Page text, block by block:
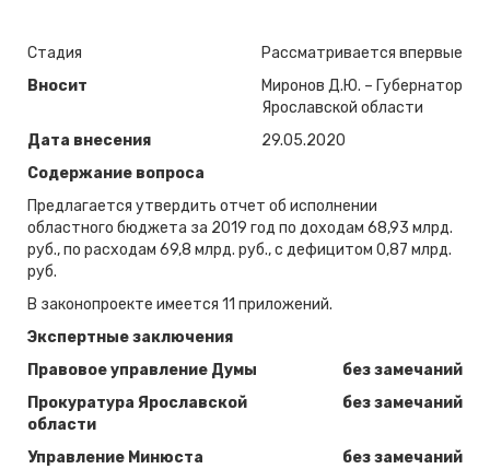
Стадия
Рассматривается впервые
Вносит
Миронов Д.Ю. – Губернатор
Ярославской области
Дата внесения
29.05.2020
Содержание вопроса
Предлагается утвердить отчет об исполнении
областного бюджета за 2019 год по доходам 68,93 млрд.
руб., по расходам 69,8 млрд. руб., с дефицитом 0,87 млрд.
руб.
В законопроекте имеется 11 приложений.
Экспертные заключения
Правовое управление Думы
без замечаний
Прокуратура Ярославской
области
без замечаний
Управление Минюста
без замечаний